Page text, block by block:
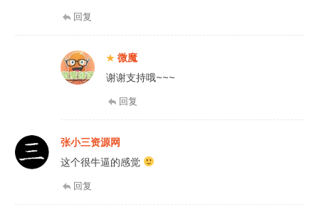
回复
微魔
谢谢支持哦~~~
回复
张小三资源网
这个很牛逼的感觉
回复